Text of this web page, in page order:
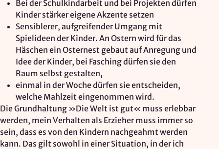
Bei der Schulkindarbeit und bei Projekten dürfen
Kinder stärker eigene Akzente setzen
Sensiblerer, aufgreifender Umgang mit
Spielideen der Kinder. An Ostern wird für das
Häschen ein Osternest gebaut auf Anregung und
Idee der Kinder, bei Fasching dürfen sie den
Raum selbst gestalten,
einmal in der Woche dürfen sie entscheiden,
welche Mahlzeit eingenommen wird.
Die Grundhaltung »Die Welt ist gut« muss erlebbar
werden, mein Verhalten als Erzieher muss immer so
sein, dass es von den Kindern nachgeahmt werden
kann. Das gilt sowohl in einer Situation, in der ich